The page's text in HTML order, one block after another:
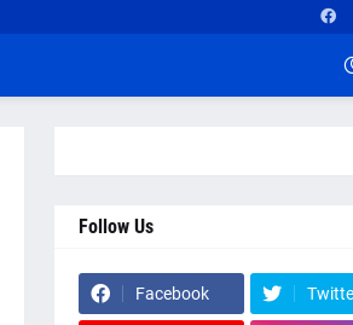
Follow Us
Facebook